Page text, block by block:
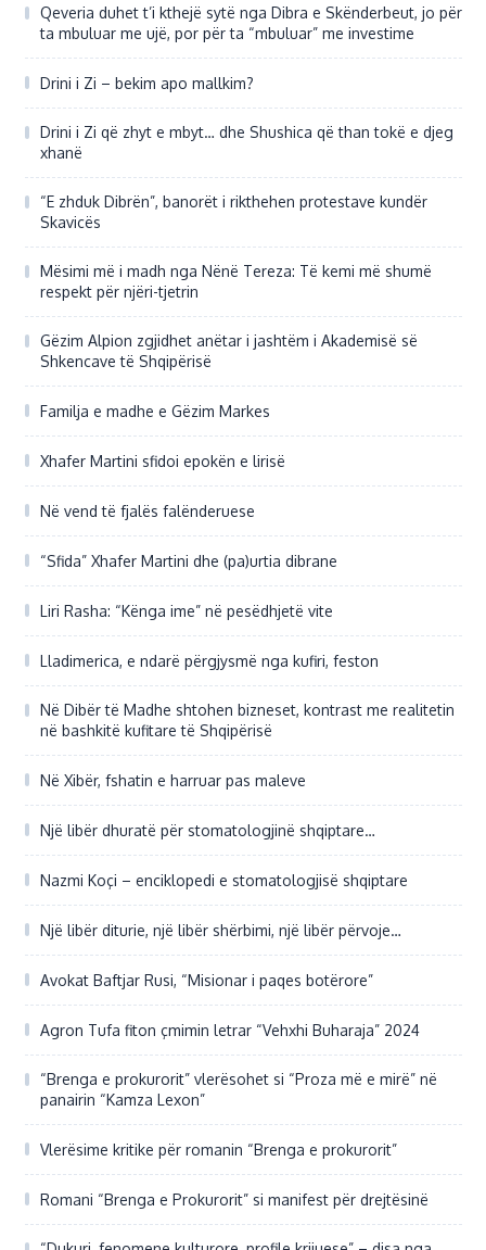
Qeveria duhet t’i kthejë sytë nga Dibra e Skënderbeut, jo për
ta mbuluar me ujë, por për ta “mbuluar” me investime
Drini i Zi – bekim apo mallkim?
Drini i Zi që zhyt e mbyt… dhe Shushica që than tokë e djeg
xhanë
“E zhduk Dibrën”, banorët i rikthehen protestave kundër
Skavicës
Mësimi më i madh nga Nënë Tereza: Të kemi më shumë
respekt për njëri-tjetrin
Gëzim Alpion zgjidhet anëtar i jashtëm i Akademisë së
Shkencave të Shqipërisë
Familja e madhe e Gëzim Markes
Xhafer Martini sfidoi epokën e lirisë
Në vend të fjalës falënderuese
“Sfida” Xhafer Martini dhe (pa)urtia dibrane
Liri Rasha: “Kënga ime” në pesëdhjetë vite
Lladimerica, e ndarë përgjysmë nga kufiri, feston
Në Dibër të Madhe shtohen bizneset, kontrast me realitetin
në bashkitë kufitare të Shqipërisë
Në Xibër, fshatin e harruar pas maleve
Një libër dhuratë për stomatologjinë shqiptare…
Nazmi Koçi – enciklopedi e stomatologjisë shqiptare
Një libër diturie, një libër shërbimi, një libër përvoje…
Avokat Baftjar Rusi, “Misionar i paqes botërore”
Agron Tufa fiton çmimin letrar “Vehxhi Buharaja” 2024
“Brenga e prokurorit” vlerësohet si “Proza më e mirë” në
panairin “Kamza Lexon”
Vlerësime kritike për romanin “Brenga e prokurorit”
Romani “Brenga e Prokurorit” si manifest për drejtësinë